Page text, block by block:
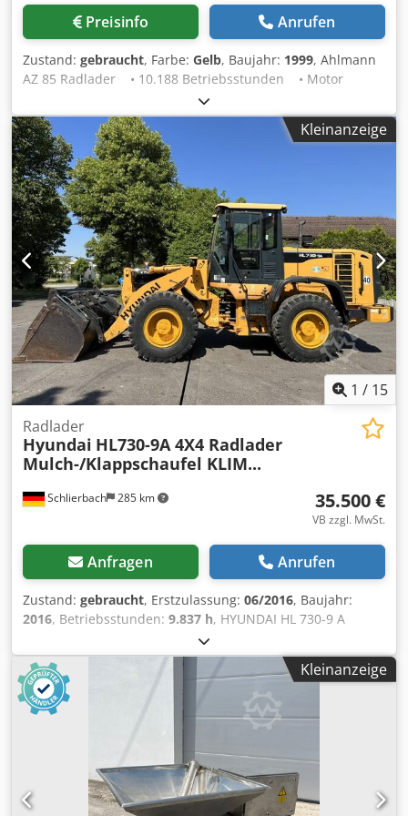
Preisinfo Anrufen
Zustand: gebraucht, Farbe: Gelb, Baujahr: 1999, Ahlmann
AZ 85 Radlader • 10.188 Betriebsstunden • Motor
überholt Dksdpfx Agsy Na H Nj Djr • Breite Reifen •
Schwenkausleger • Schaufel und Gabeln • Zulassung •
Direkt aus dem Einsatz Zustand: Gebraucht Baujahr: 1999
Kleinanzeige
1 / 15
Schlierbach 285 km
Radlader
Hyundai HL730-9A 4X4 Radlader
Mulch-/Klappschaufel KLIM...
35.500 €
VB zzgl. MwSt.
Anfragen Anrufen
Zustand: gebraucht, Erstzulassung: 06/2016, Baujahr:
2016, Betriebsstunden: 9.837 h, HYUNDAI HL 730-9 A
Radlader mit Much- und Klappschaufel, Klimaautomatik •
ALLRAD • Baujahr 2016 • Betriebsstunden: 9.835 • ca.
27.000 km Anbaugeräte: • Mulchgreifschaufel /
Klappschaufel • Volumen der Schaufel: 2 m³ • Leistung (KW
/ PS): 100 / 136 • Einsatzgewicht: 10.500 kg • GG.: 15.500 kg
• Letzte Sicherheitsprüfung: 14.11.2022 Weitere
Ausstattung: • Klimaautomatik Dksdowmpfpopfx Ag Der •
Rückfahrkamera • CD-Radio • Komfortsitz • Automatik-
/Wandlergetriebe - deutsche Maschine, wurde immer
gewartet / alle Service durch Fachwerkstatt !! - 1. Hand! -
Kleinanzeige